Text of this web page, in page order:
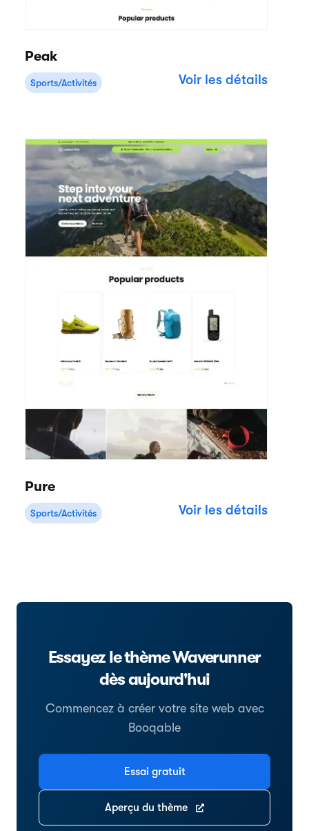
Peak
Sports/Activités Voir les détails
Pure
Sports/Activités Voir les détails
Essayez le thème Waverunner
dès aujourd'hui
Commencez à créer votre site web avec
Booqable
Essai gratuit
Aperçu du thème